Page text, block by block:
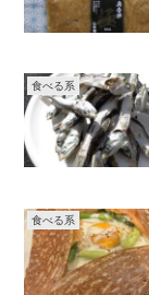
食べる系
食べる系